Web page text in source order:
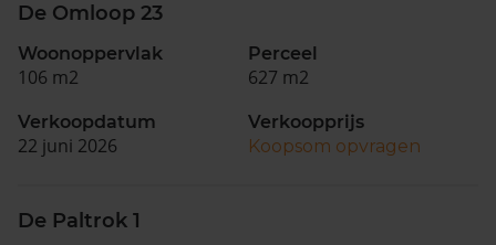
De Omloop 23
Woonoppervlak
106 m2
Perceel
627 m2
Verkoopdatum
22 juni 2026
Verkoopprijs
Koopsom opvragen
De Paltrok 1